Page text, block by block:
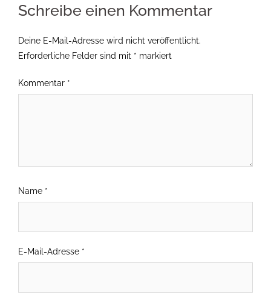
Schreibe einen Kommentar
Deine E-Mail-Adresse wird nicht veröffentlicht.
Erforderliche Felder sind mit * markiert
Kommentar *
Name *
E-Mail-Adresse *